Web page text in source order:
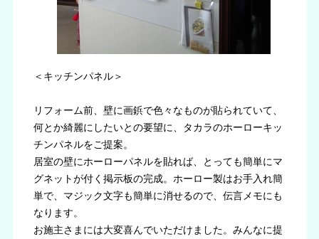
＜キッチンパネル＞
リフォーム前、壁に画鋲で色々なものが貼られていて、
何とか綺麗にしたいとの要望に、タカラのホーローキッ
チンパネルをご提案。
居室の壁にホーローパネルを貼れば、とっても簡単にマ
グネットが付く掲示板の完成。ホーロー製はお手入れ簡
単で、マジック文字も簡単に消せるので、伝言メモにも
なります。
お施主さまには大変喜んでいただけました。みんなに提